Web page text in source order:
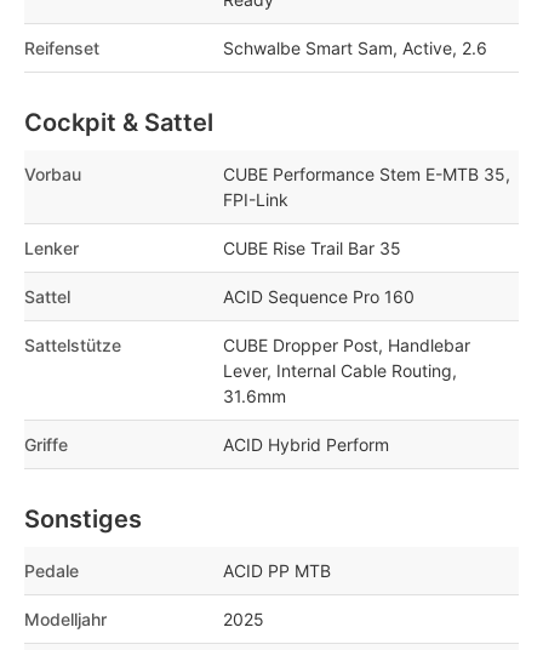
Reifenset Schwalbe Smart Sam, Active, 2.6
Cockpit & Sattel
Vorbau
CUBE Performance Stem E-MTB 35,
FPI-Link
Lenker CUBE Rise Trail Bar 35
Sattel ACID Sequence Pro 160
Sattelstütze
CUBE Dropper Post, Handlebar
Lever, Internal Cable Routing,
31.6mm
Griffe ACID Hybrid Perform
Sonstiges
Pedale ACID PP MTB
Modelljahr 2025